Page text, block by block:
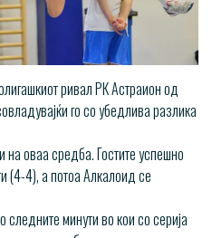
ривал РК Астраион од
го со убедлива разлика
оваа средба. Гостите успешно
(4-4), а потоа Алкалоид се
минути во кои со серија